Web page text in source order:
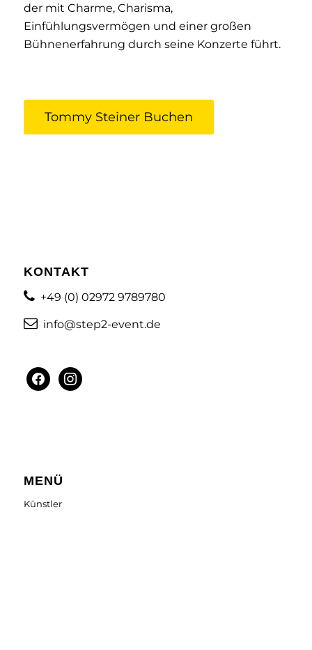
der mit Charme, Charisma,
Einfühlungsvermögen und einer großen
Bühnenerfahrung durch seine Konzerte führt.
Tommy Steiner Buchen
KONTAKT
+49 (0) 02972 9789780
info@step2-event.de
facebookinstagram
MENÜ
Künstler